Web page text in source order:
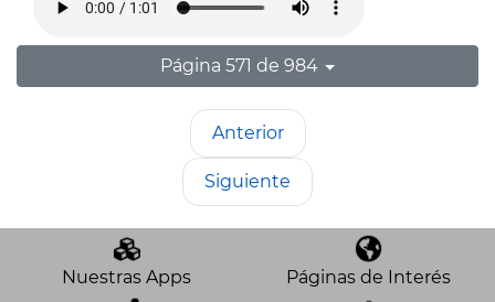
Página 571 de 984
Anterior
Siguiente
Nuestras Apps Páginas de Interés